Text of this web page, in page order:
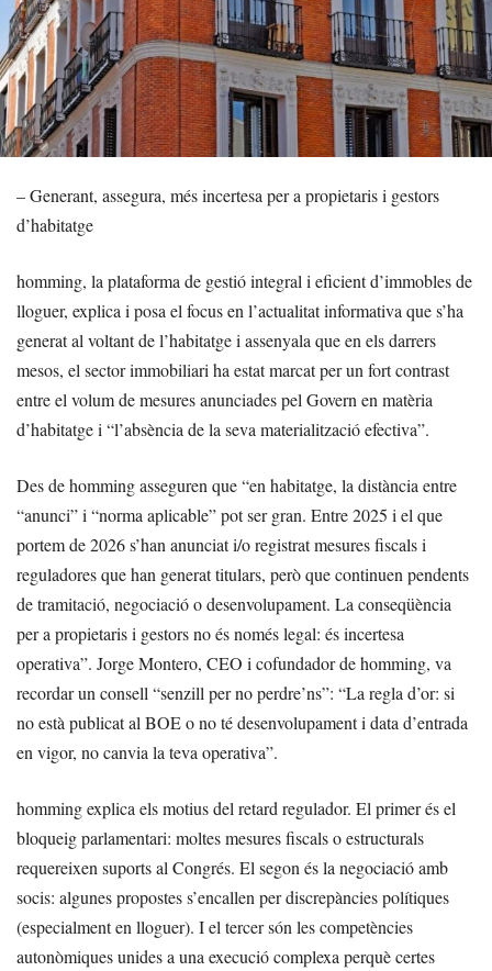
– Generant, assegura, més incertesa per a propietaris i gestors
d’habitatge
homming, la plataforma de gestió integral i eficient d’immobles de
lloguer, explica i posa el focus en l’actualitat informativa que s’ha
generat al voltant de l’habitatge i assenyala que en els darrers
mesos, el sector immobiliari ha estat marcat per un fort contrast
entre el volum de mesures anunciades pel Govern en matèria
d’habitatge i “l’absència de la seva materialització efectiva”.
Des de homming asseguren que “en habitatge, la distància entre
“anunci” i “norma aplicable” pot ser gran. Entre 2025 i el que
portem de 2026 s’han anunciat i/o registrat mesures fiscals i
reguladores que han generat titulars, però que continuen pendents
de tramitació, negociació o desenvolupament. La conseqüència
per a propietaris i gestors no és només legal: és incertesa
operativa”. Jorge Montero, CEO i cofundador de homming, va
recordar un consell “senzill per no perdre’ns”: “La regla d’or: si
no està publicat al BOE o no té desenvolupament i data d’entrada
en vigor, no canvia la teva operativa”.
homming explica els motius del retard regulador. El primer és el
bloqueig parlamentari: moltes mesures fiscals o estructurals
requereixen suports al Congrés. El segon és la negociació amb
socis: algunes propostes s’encallen per discrepàncies polítiques
(especialment en lloguer). I el tercer són les competències
autonòmiques unides a una execució complexa perquè certes